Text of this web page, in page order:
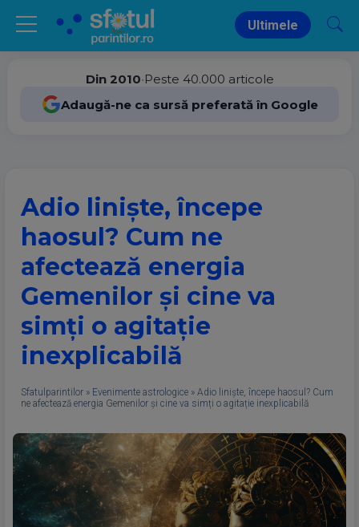
Ultimele
Din 2010•Peste 40.000 articole
Adaugă-ne ca sursă preferată în Google
Adio liniște, începe
haosul? Cum ne
afectează energia
Gemenilor și cine va
simți o agitație
inexplicabilă
Sfatulparintilor » Evenimente astrologice » Adio liniște, începe haosul? Cum
ne afectează energia Gemenilor și cine va simți o agitație inexplicabilă